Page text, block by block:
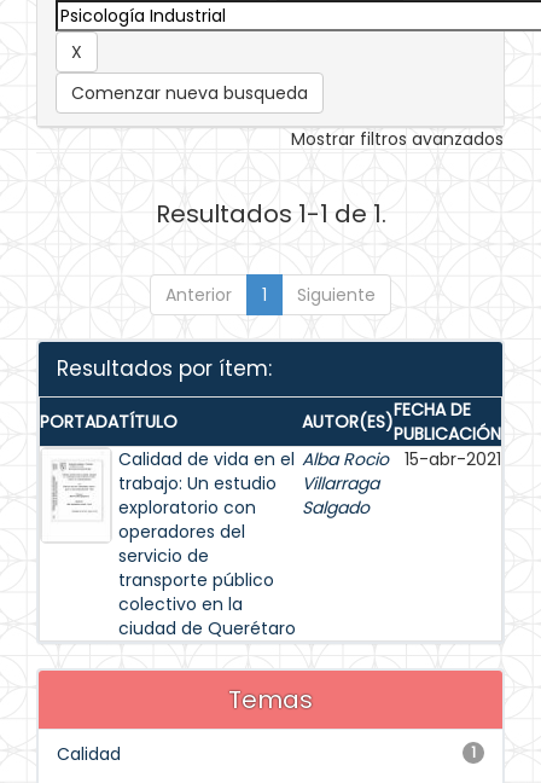
Comenzar nueva busqueda
Mostrar filtros avanzados
Resultados 1-1 de 1.
Anterior 1 Siguiente
Resultados por ítem:
PORTADATÍTULO AUTOR(ES)FECHA DE
PUBLICACIÓN
Calidad de vida en el
trabajo: Un estudio
exploratorio con
operadores del
servicio de
transporte público
colectivo en la
ciudad de Querétaro
Alba Rocio
Villarraga
Salgado
15-abr-2021
Temas
1
Calidad